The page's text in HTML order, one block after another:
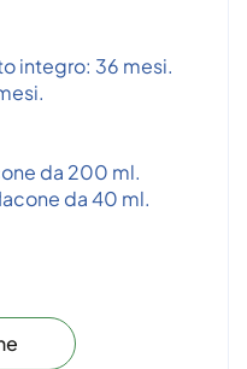
integro: 36 mesi.
da 200 ml.
da 40 ml.